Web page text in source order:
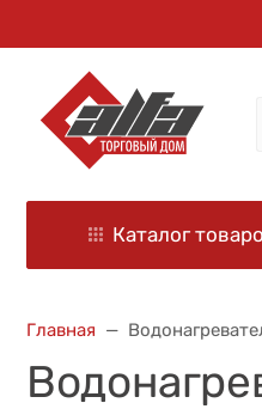
Каталог
Главная